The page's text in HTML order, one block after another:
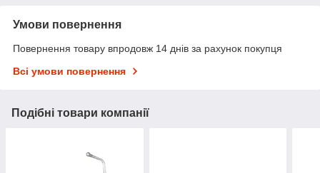
Умови повернення
Повернення товару впродовж 14 днів за рахунок покупця
Всі умови повернення
Подібні товари компанії